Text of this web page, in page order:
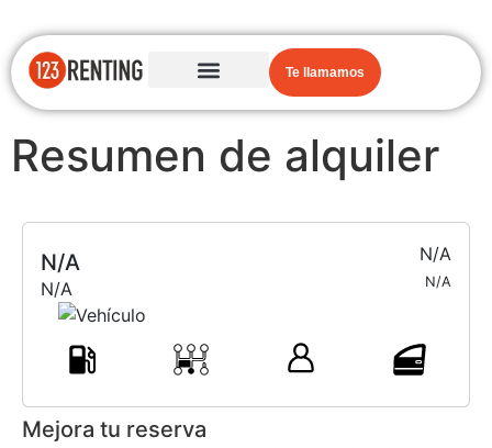
Te llamamos
Resumen de alquiler
N/A
N/A
N/A
N/A
Mejora tu reserva